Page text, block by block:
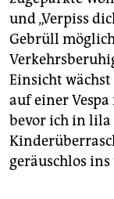
und „Verpiss
Gebrüll
Einsicht
auf einer
bevor ich in lila
geräuschlos